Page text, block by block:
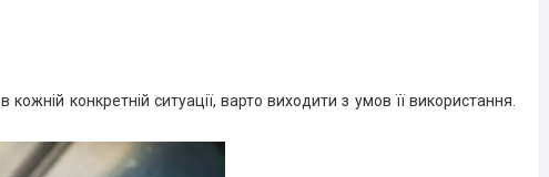
в кожній конкретній ситуації, варто виходити з умов її використання.